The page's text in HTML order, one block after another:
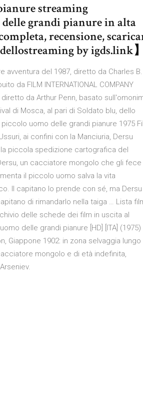
streaming
grandi pianure in alta
recensione,
by igds.link】
avventura del 1987, diretto da Charles B.
da FILM INTERNATIONAL COMPANY
da Arthur Penn, basato
di Mosca, al pari di Soldato blu, dello
uomo delle grandi pianure 1975
ai confini con la Manciuria, Dersu
piccola spedizione cartografica del
un cacciatore mongolo che gli fece
il piccolo uomo salva la vita
Il capitano lo prende con sé, ma Dersu
di rimandarlo nella taiga … Lista
delle schede dei film in uscita al
delle grandi pianure [HD] [ITA] (1975)
Giappone 1902: in zona selvaggia lungo
mongolo e di età indefinita,